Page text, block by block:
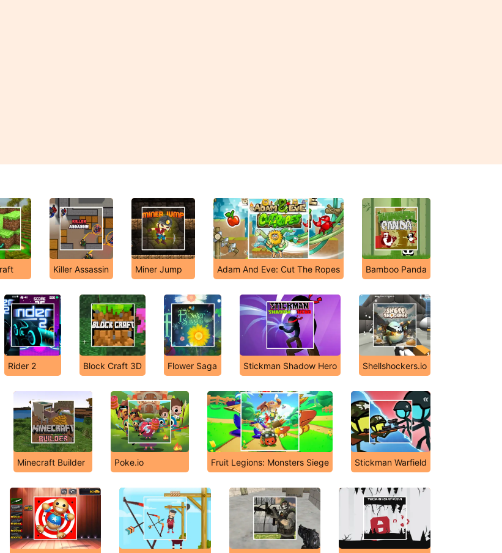
Killer Assassin Miner Jump Adam And Eve: Cut The Ropes Bamboo Panda
Rider 2 Block Craft 3D Flower Saga Stickman Shadow Hero Shellshockers.io
Minecraft Builder Poke.io Fruit Legions: Monsters Siege Stickman Warfield